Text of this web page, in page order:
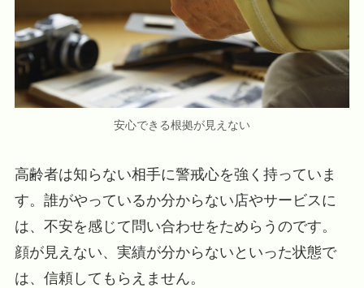
安心できる根拠が見えない
高齢者は知らない相手に警戒心を強く持っていま
す。誰がやっているか分からない店やサービスに
は、不安を感じて問い合わせをためらうのです。
顔が見えない、実績が分からないといった状態で
は、信頼してもらえません。